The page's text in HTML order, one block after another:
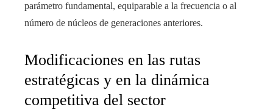
parámetro fundamental, equiparable a la frecuencia o al
número de núcleos de generaciones anteriores.
Modificaciones en las rutas
estratégicas y en la dinámica
competitiva del sector